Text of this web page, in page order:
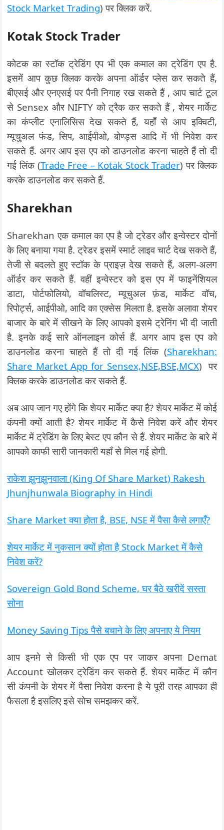
Stock Market Trading) पर क्लिक करें.
Kotak Stock Trader
कोटक का स्टॉक ट्रेडिंग एप भी एक कमाल का ट्रेडिंग एप है.
इसमें आप कुछ क्लिक करके अपना ऑर्डर प्लेस कर सकते हैं,
बीएसई और एनएसई पर पैनी निगाह रख सकते हैं , आप चार्ट टूल
से Sensex और NIFTY को ट्रैक कर सकते हैं , शेयर मार्केट
का कंप्लीट एनालिसिस देख सकते हैं, यहाँ से आप इक्विटी,
म्यूचुअल फंड, सिप, आईपीओ, बोण्ड्स आदि में भी निवेश कर
सकते हैं. अगर आप इस एप को डाउनलोड करना चाहते हैं तो दी
गई लिंक (Trade Free – Kotak Stock Trader) पर क्लिक
करके डाउनलोड कर सकते हैं.
Sharekhan
Sharekhan एक कमाल का एप है जो ट्रेडर और इन्वेस्टर दोनों
के लिए बनाया गया है. ट्रेडर इसमें स्मार्ट लाइव चार्ट देख सकते हैं,
तेजी से बदलते हुए स्टॉक के प्राइज़ देख सकते हैं, अलग-अलग
ऑर्डर कर सकते हैं. वहीं इन्वेस्टर को इस एप में फाइनेंशियल
डाटा, पोर्टफोलियो, वॉचलिस्ट, म्यूचुअल फ़ंड, मार्केट वॉच,
रिपोर्ट्स, आईपीओ, आदि का एक्सेस मिलता है. इसके अलावा शेयर
बाजार के बारे में सीखने के लिए आपको इसमे ट्रेनिंग भी दी जाती
है. इनके कई सारे ऑनलाइन कोर्स हैं. अगर आप इस एप को
डाउनलोड करना चाहते हैं तो दी गई लिंक (Sharekhan:
Share Market App for Sensex,NSE,BSE,MCX) पर
क्लिक करके डाउनलोड कर सकते हैं.
अब आप जान गए होंगे कि शेयर मार्केट क्या है? शेयर मार्केट में कोई
कंपनी क्यों आती है? शेयर मार्केट में कैसे निवेश करें और शेयर
मार्केट में ट्रेडिंग के लिए बेस्ट एप कौन से हैं. शेयर मार्केट के बारे में
आपको काफी सारी जानकारी यहाँ से मिल गई होगी.
राकेश झुनझुनवाला (King Of Share Market) Rakesh
Jhunjhunwala Biography in Hindi
Share Market क्या होता है, BSE, NSE में पैसा कैसे लगाएँ?
शेयर मार्केट में नुकसान क्यों होता है Stock Market में कैसे
निवेश करें?
Sovereign Gold Bond Scheme, घर बैठे खरीदें सस्ता
सोना
Money Saving Tips पैसे बचाने के लिए अपनाए ये नियम
आप इनमे से किसी भी एक एप पर जाकर अपना Demat
Account खोलकर ट्रेडिंग कर सकते हैं. शेयर मार्केट में कौन
सी कंपनी के शेयर में पैसा निवेश करना है ये पूरी तरह आपका ही
फैसला है इसलिए इसे सोच समझकर करें.